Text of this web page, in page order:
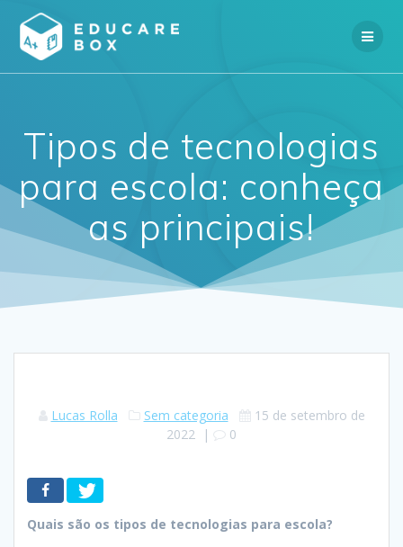
Tipos de tecnologias
para escola: conheça
as principais!
Lucas Rolla Sem categoria
15 de setembro de
2022 | 0
Quais são os tipos de tecnologias para escola?